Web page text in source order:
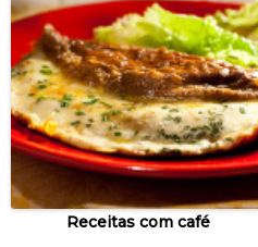
Receitas com café